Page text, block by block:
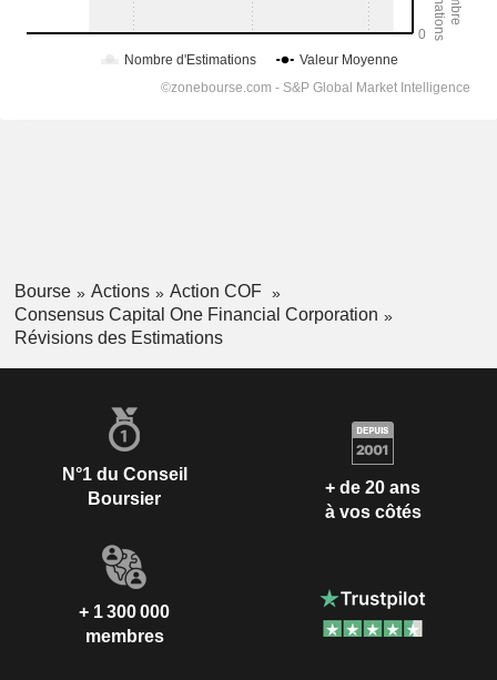
Bourse Actions
Action COF
Consensus Capital One Financial Corporation
Révisions des Estimations
N°1 du Conseil
Boursier
+ de 20 ans
à vos côtés
+ 1 300 000
membres